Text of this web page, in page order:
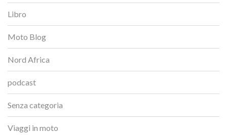
Libro
Moto Blog
Nord Africa
podcast
Senza categoria
Viaggi in moto